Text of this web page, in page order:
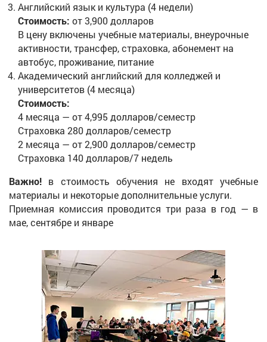
Английский язык и культура (4 недели)
Стоимость: от 3,900 долларов
В цену включены учебные материалы, внеурочные
активности, трансфер, страховка, абонемент на
автобус, проживание, питание
Академический английский для колледжей и
университетов (4 месяца)
Стоимость:
4 месяца — от 4,995 долларов/семестр
Страховка 280 долларов/семестр
2 месяца — от 2,900 долларов/семестр
Страховка 140 долларов/7 недель
Важно! в стоимость обучения не входят учебные
материалы и некоторые дополнительные услуги.
Приемная комиссия проводится три раза в год — в
мае, сентябре и январе